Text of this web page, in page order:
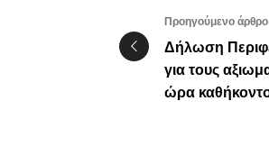
Προηγούμενο άρθρο
Δήλωση
για τους
ώρα